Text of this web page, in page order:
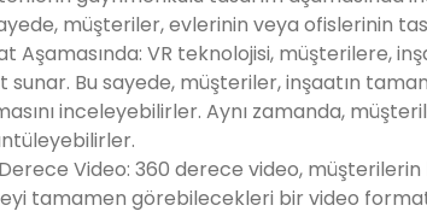
müşteriler, evlerinin veya ofislerinin
Aşamasında: VR teknolojisi, müşterilere,
sunar. Bu sayede, müşteriler, inşaatın
inceleyebilirler. Aynı zamanda,
Video: 360 derece video,
tamamen görebilecekleri bir video